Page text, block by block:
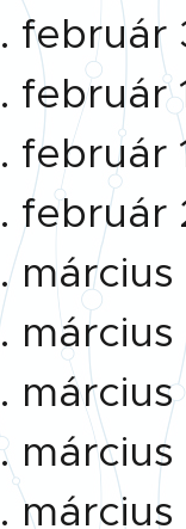
február
február
február
február
március
március
március
március
március